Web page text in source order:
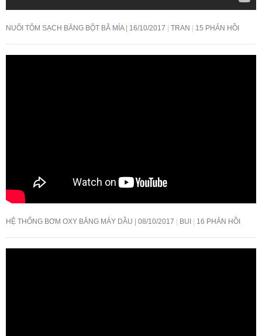
NUÔI TÔM SẠCH BẰNG BỘT BÃ MÍA 16/10/2017 TRAN 15 PHẢN HỒI
HỆ THỐNG BƠM OXY BẰNG MÁY DẦU 08/10/2017 BUI 16 PHẢN HỒI